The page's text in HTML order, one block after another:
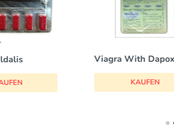
Viagra With Dapoxetine